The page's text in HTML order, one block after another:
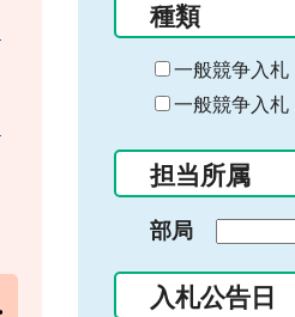
種類
一般競争入札
一般競争入札
担当所属
部局
入札公告日